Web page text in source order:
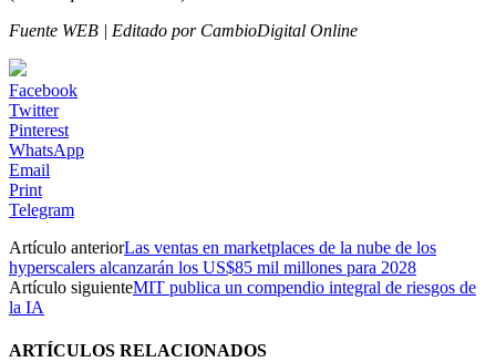
Fuente WEB | Editado por CambioDigital Online
Facebook
Twitter
Pinterest
WhatsApp
Email
Print
Telegram
Artículo anteriorLas ventas en marketplaces de la nube de los
hyperscalers alcanzarán los US$85 mil millones para 2028
Artículo siguienteMIT publica un compendio integral de riesgos de
la IA
ARTÍCULOS RELACIONADOS